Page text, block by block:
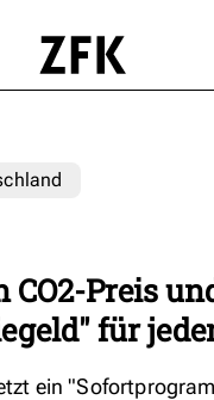
Preis
für
ein